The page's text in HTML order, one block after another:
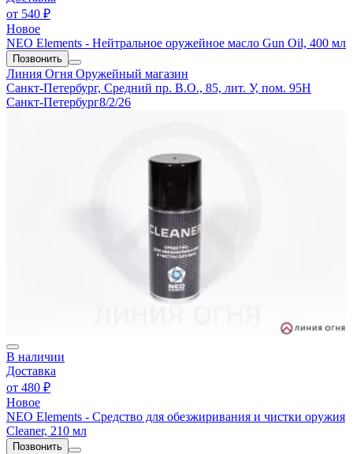
от 540 ₽
Новое
NEO Elements - Нейтральное оружейное масло Gun Oil, 400 мл
Позвонить
Линия Огня Оружейный магазин
Санкт-Петербург, Средний пр. В.О., 85, лит. У, пом. 95Н
Санкт-Петербург8/2/26
В наличии
Доставка
от 480 ₽
Новое
NEO Elements - Средство для обезжиривания и чистки оружия
Cleaner, 210 мл
Позвонить